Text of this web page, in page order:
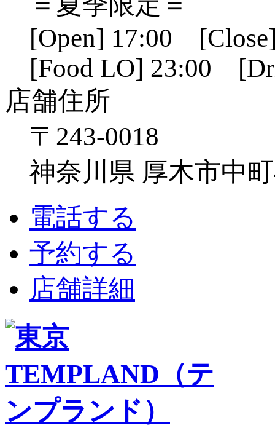
[Open] 17:00
[Food LO] 23:00
店舗住所
〒243-0018
神奈川県 厚木市中
電話する
予約する
店舗詳細